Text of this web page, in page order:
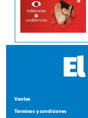
Ventas
Terminos y condiciones